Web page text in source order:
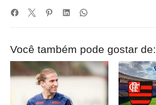
Você também pode gostar de: